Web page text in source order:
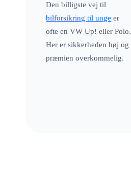
Den billigste vej til
bilforsikring til unge er
ofte en VW Up! eller Polo.
Her er sikkerheden høj og
præmien overkommelig.